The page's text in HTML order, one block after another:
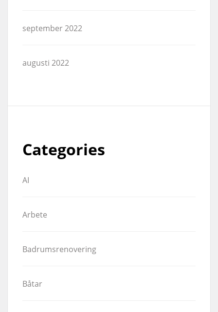
september 2022
augusti 2022
Categories
AI
Arbete
Badrumsrenovering
Båtar